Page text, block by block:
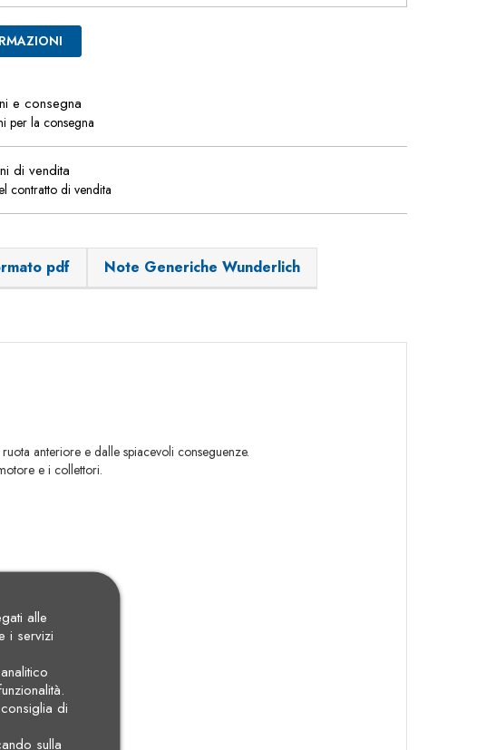
e consegna
per la consegna
di vendita
contratto di vendita
pdf Note Generiche Wunderlich
anteriore e dalle spiacevoli conseguenze.
e i collettori.
alle
i servizi
di
sulla